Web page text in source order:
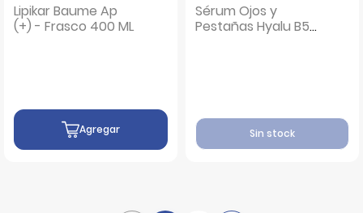
Lipikar Baume Ap
(+) - Frasco 400 ML
Agregar
Sérum Ojos y
Pestañas Hyalu B5
Sin stock